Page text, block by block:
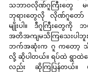
သဘာဝလိုဏ်ဂူကြီးတွေ မ
ဘုရားတွေလို လိုဏ်ဂူတော်
မျိုးပါ။ ဒီဂူကြီးတွေ
အတိအကျမသိကြသေးပါဘူး
ဘက်အဆုံးက ဂူ ကတော့
လို့ ဆိုပါတယ်။ ရပ်ထဲ ရွာထဲတ
လည်း ဆိုကြပြန်တယ်။